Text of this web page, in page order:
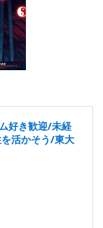
好き歓迎/未経
活かそう/東大